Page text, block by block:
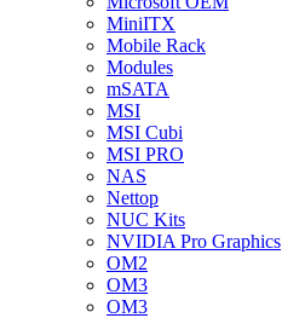
MiniITX
Mobile Rack
Modules
mSATA
MSI
MSI Cubi
MSI PRO
NAS
Nettop
NUC Kits
NVIDIA Pro Graphics
OM2
OM3
OM3